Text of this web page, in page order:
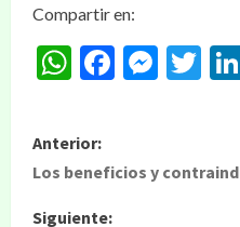
Compartir en:
WhatsApp
Anterior:
Los beneficios y
Siguiente: